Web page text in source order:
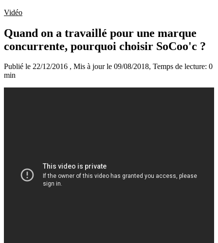
Vidéo
Quand on a travaillé pour une marque
concurrente, pourquoi choisir SoCoo'c ?
Publié le 22/12/2016 , Mis à jour le 09/08/2018, Temps de lecture: 0
min